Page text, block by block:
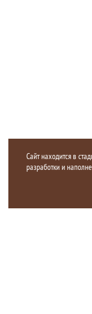
Сайт находится в
разработки и